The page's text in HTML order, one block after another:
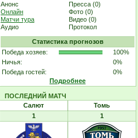
Анонс
Онлайн
Матчи тура
Аудио
Пресса (0)
Фото (0)
Видео (0)
Протокол
Статистика прогнозов
Победа хозяев:
100%
Ничья:
0%
Победа гостей:
0%
Подробнее
ПОСЛЕДНИЙ МАТЧ
Салют
Томь
1
1